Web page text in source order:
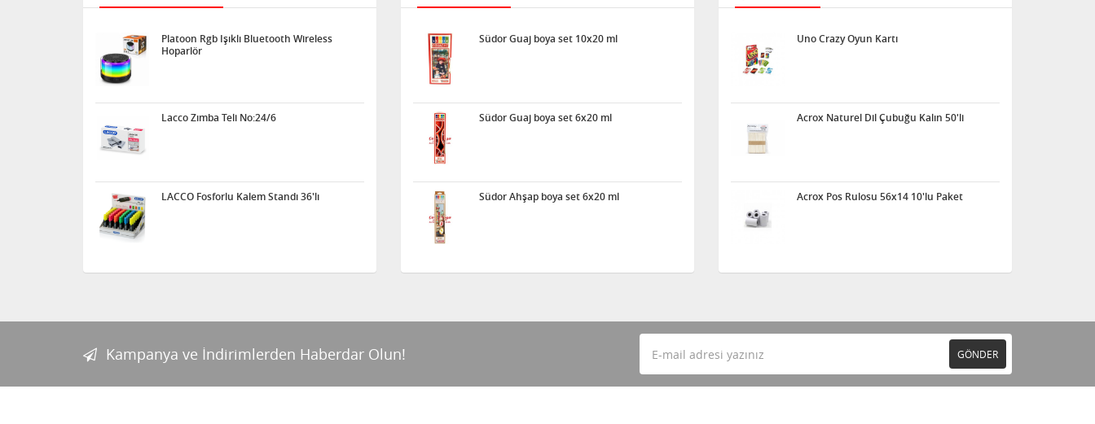
Platoon Rgb Işıklı Bluetooth Wireless
Hoparlör
Lacco Zımba Teli No:24/6
LACCO Fosforlu Kalem Standı 36'lı
Südor Guaj boya set 10x20 ml
Südor Guaj boya set 6x20 ml
Südor Ahşap boya set 6x20 ml
Uno Crazy Oyun Kartı
Acrox Naturel Dil Çubuğu Kalın 50'li
Acrox Pos Rulosu 56x14 10'lu Paket
Kampanya ve İndirimlerden Haberdar Olun! GÖNDER